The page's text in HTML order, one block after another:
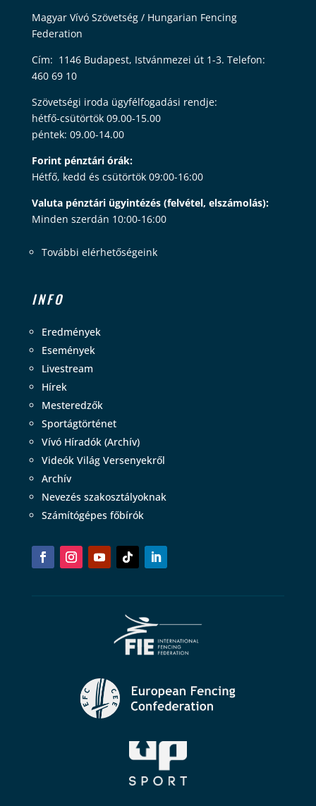
Magyar Vívó Szövetség / Hungarian Fencing
Federation
Cím: 1146 Budapest, Istvánmezei út 1-3. Telefon:
460 69 10
Szövetségi iroda ügyfélfogadási rendje:
hétfő-csütörtök 09.00-15.00
péntek: 09.00-14.00
Forint pénztári órák:
Hétfő, kedd és csütörtök 09:00-16:00
Valuta pénztári ügyintézés (felvétel, elszámolás):
Minden szerdán 10:00-16:00
További elérhetőségeink
INFO
Eredmények
Események
Livestream
Hírek
Mesteredzők
Sportágtörténet
Vívó Híradók (Archív)
Videók Világ Versenyekről
Archív
Nevezés szakosztályoknak
Számítógépes főbírók